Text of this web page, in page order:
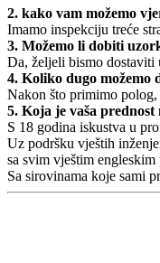
2. kako vam možemo
Imamo inspekciju treće
3. Možemo li dobiti
Da, željeli bismo dostaviti
4. Koliko dugo možemo
Nakon što primimo polog,
5. Koja je vaša
S 18 godina iskustva u
Uz podršku vještih
sa svim vještim
Sa sirovinama koje sami